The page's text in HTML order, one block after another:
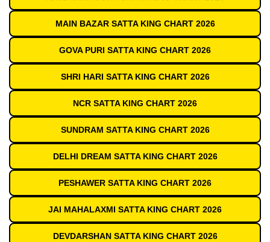
MAIN BAZAR SATTA KING CHART 2026
GOVA PURI SATTA KING CHART 2026
SHRI HARI SATTA KING CHART 2026
NCR SATTA KING CHART 2026
SUNDRAM SATTA KING CHART 2026
DELHI DREAM SATTA KING CHART 2026
PESHAWER SATTA KING CHART 2026
JAI MAHALAXMI SATTA KING CHART 2026
DEVDARSHAN SATTA KING CHART 2026